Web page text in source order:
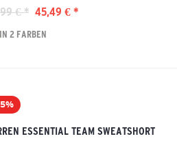
€ * 45,49 € *
IN 2 FARBEN
ESSENTIAL TEAM SWEATSHORT